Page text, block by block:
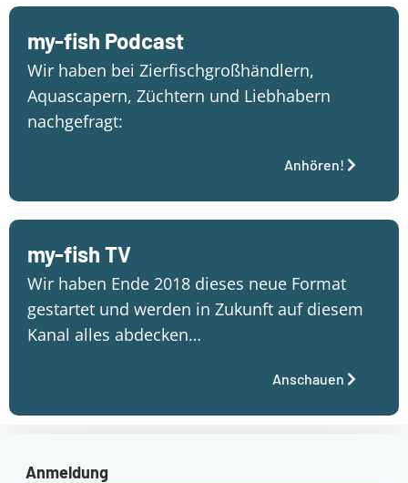
my-fish Podcast
Wir haben bei Zierfischgroßhändlern,
Aquascapern, Züchtern und Liebhabern
nachgefragt:
Anhören!
my-fish TV
Wir haben Ende 2018 dieses neue Format
gestartet und werden in Zukunft auf diesem
Kanal alles abdecken…
Anschauen
Anmeldung